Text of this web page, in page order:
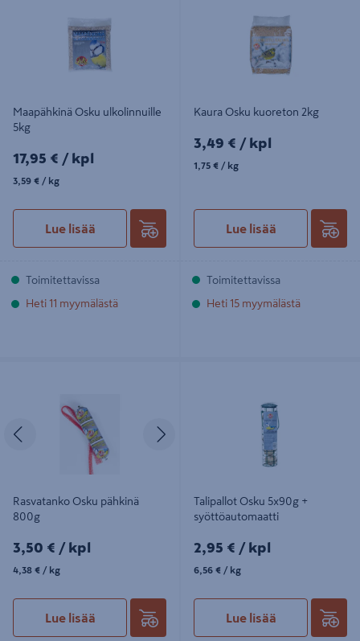
Maapähkinä Osku ulkolinnuille
5kg
17,95€/kpl
17,95 € / kpl
3,59€/kg
3,59 € / kg
Lue lisää
Toimitettavissa
Heti 11 myymälästä
Kaura Osku kuoreton 2kg
3,49€/kpl
3,49 € / kpl
1,75€/kg
1,75 € / kg
Lue lisää
Toimitettavissa
Heti 15 myymälästä
Edellinen
Rasvatanko Osku pähkinä
800g
3,50€/kpl
3,50 € / kpl
4,38€/kg
4,38 € / kg
Lue lisää
Talipallot Osku 5x90g +
syöttöautomaatti
2,95€/kpl
2,95 € / kpl
6,56€/kg
6,56 € / kg
Lue lisää